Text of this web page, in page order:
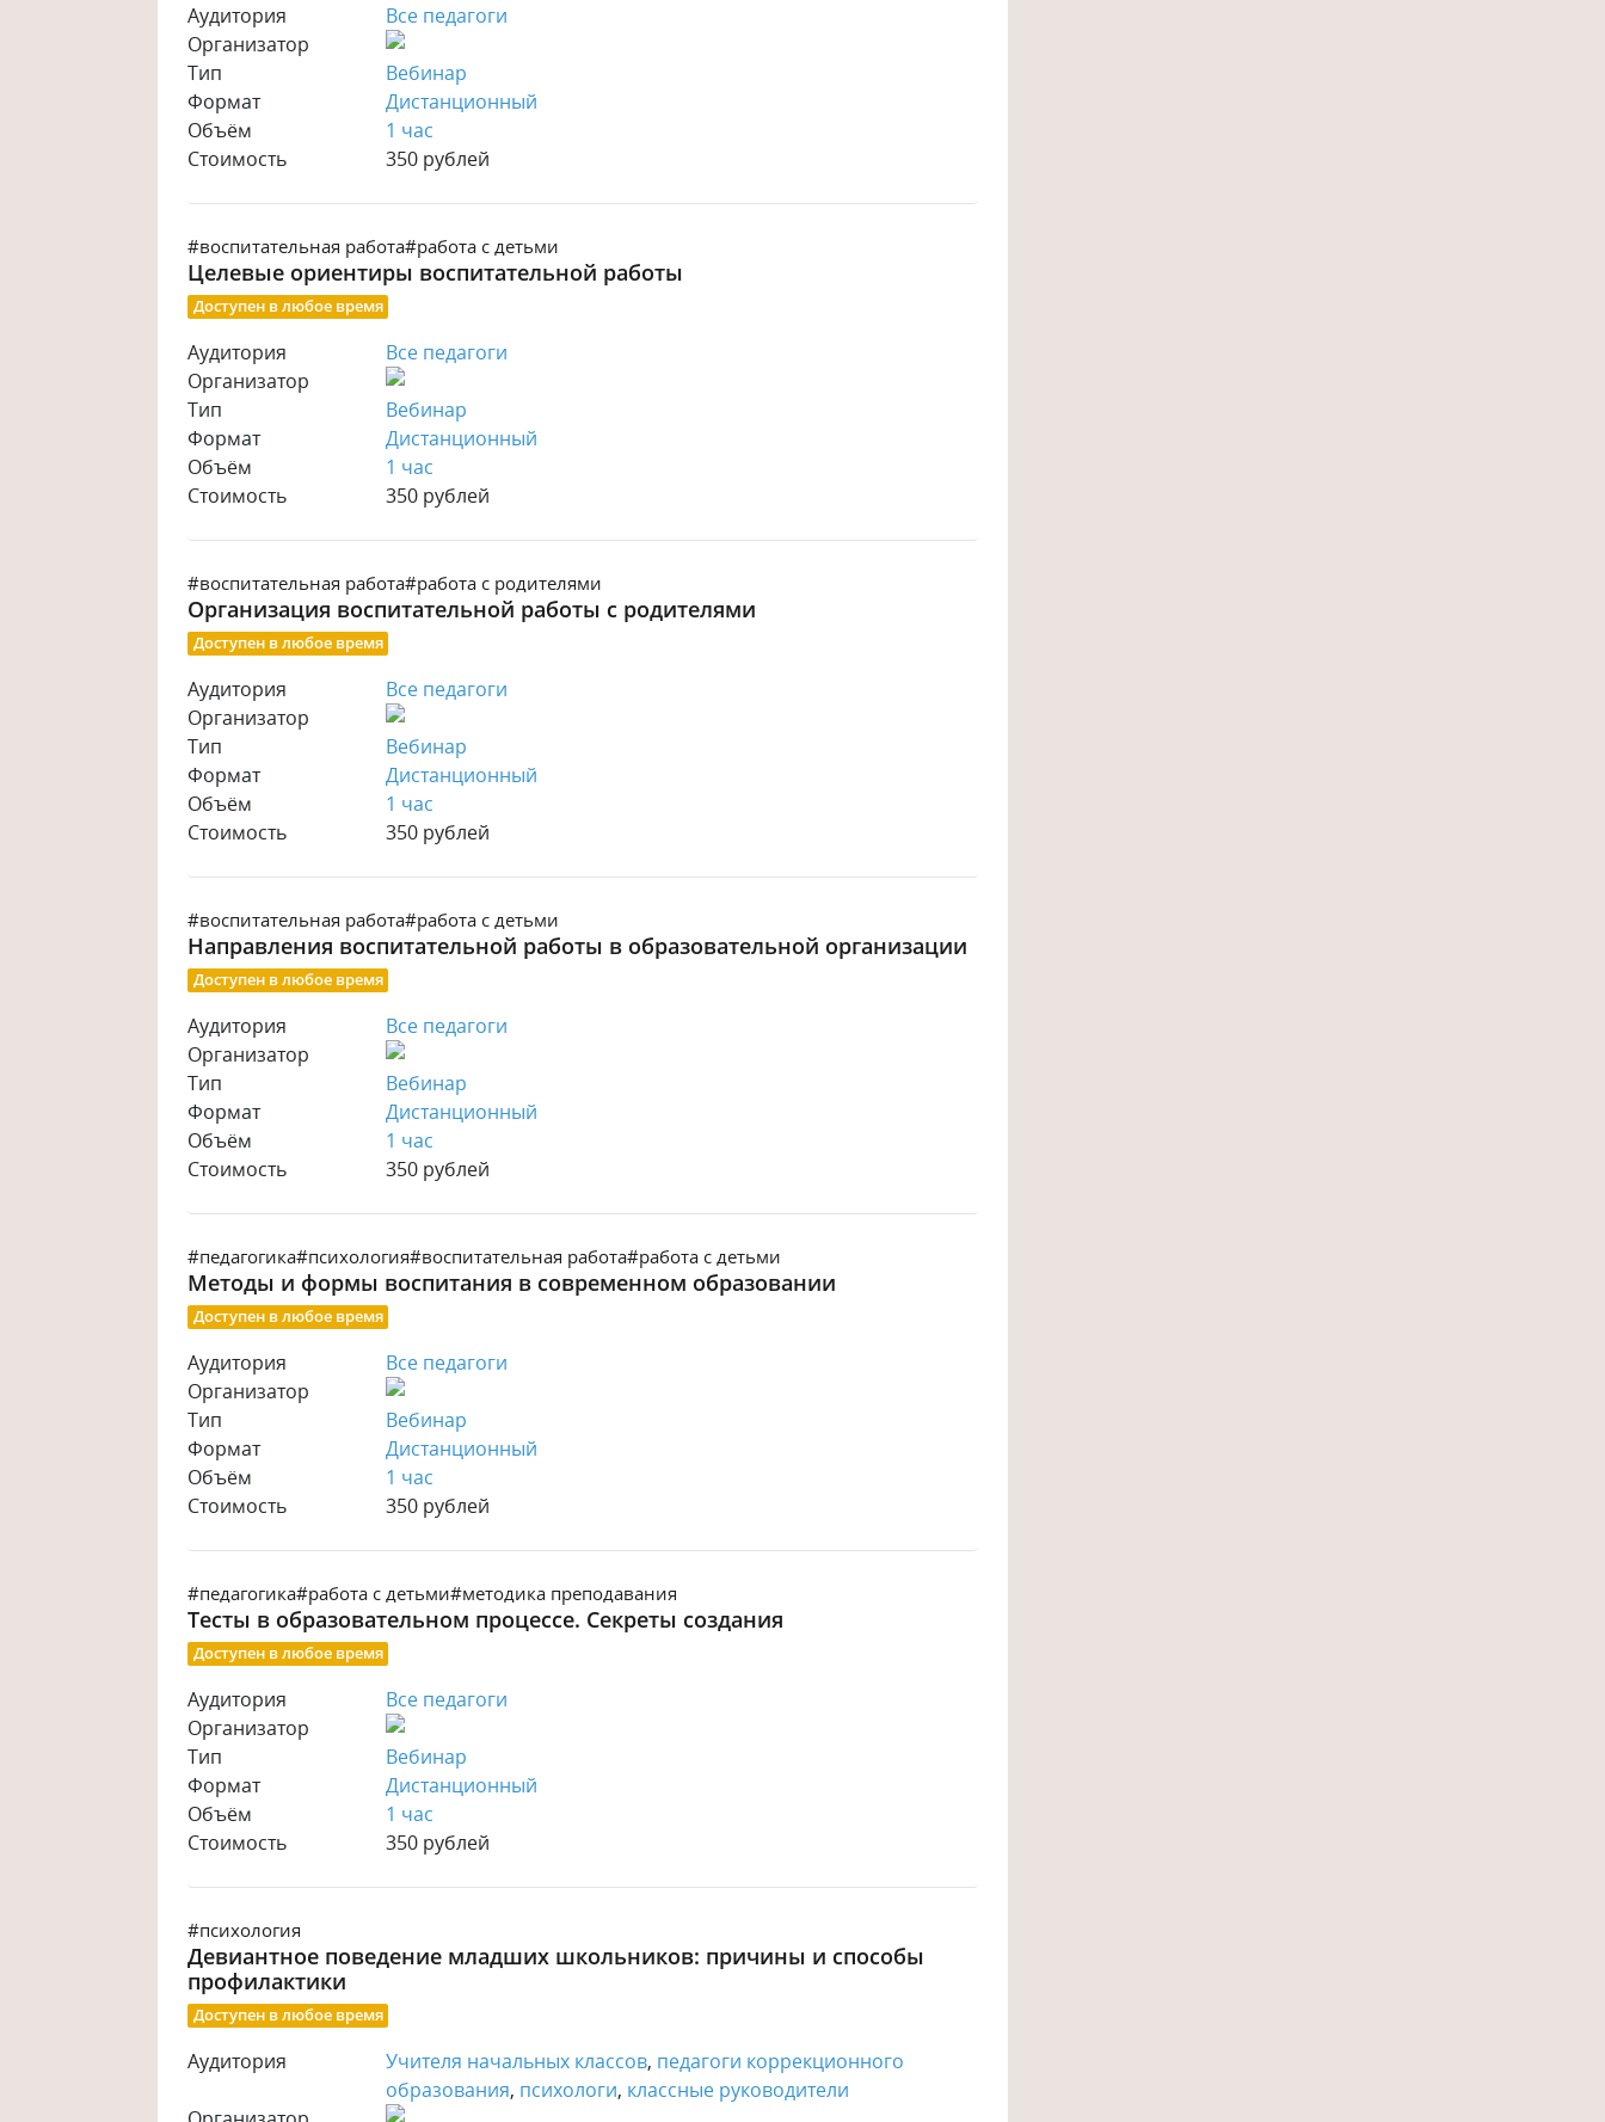
Аудитория
Все педагоги
Организатор
Тип
Вебинар
Формат
Дистанционный
Объём
1 час
Стоимость
350 рублей
#воспитательная работа#работа с детьми
Целевые ориентиры воспитательной работы
Доступен в любое время
Аудитория
Все педагоги
Организатор
Тип
Вебинар
Формат
Дистанционный
Объём
1 час
Стоимость
350 рублей
#воспитательная работа#работа с родителями
Организация воспитательной работы с родителями
Доступен в любое время
Аудитория
Все педагоги
Организатор
Тип
Вебинар
Формат
Дистанционный
Объём
1 час
Стоимость
350 рублей
#воспитательная работа#работа с детьми
Направления воспитательной работы в образовательной организации
Доступен в любое время
Аудитория
Все педагоги
Организатор
Тип
Вебинар
Формат
Дистанционный
Объём
1 час
Стоимость
350 рублей
#педагогика#психология#воспитательная работа#работа с детьми
Методы и формы воспитания в современном образовании
Доступен в любое время
Аудитория
Все педагоги
Организатор
Тип
Вебинар
Формат
Дистанционный
Объём
1 час
Стоимость
350 рублей
#педагогика#работа с детьми#методика преподавания
Тесты в образовательном процессе. Секреты создания
Доступен в любое время
Аудитория
Все педагоги
Организатор
Тип
Вебинар
Формат
Дистанционный
Объём
1 час
Стоимость
350 рублей
#психология
Девиантное поведение младших школьников: причины и способы
профилактики
Доступен в любое время
Аудитория Учителя начальных классов, педагоги коррекционного
образования, психологи, классные руководители